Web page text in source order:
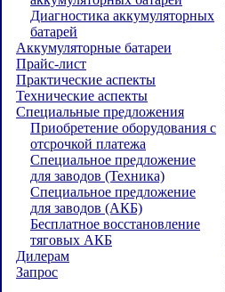
Диагностика аккумуляторных
батарей
Аккумуляторные батареи
Прайс-лист
Практические аспекты
Технические аспекты
Специальные предложения
Приобретение оборудования с
отсрочкой платежа
Специальное предложение
для заводов (Техника)
Специальное предложение
для заводов (АКБ)
Бесплатное восстановление
тяговых АКБ
Дилерам
Запрос